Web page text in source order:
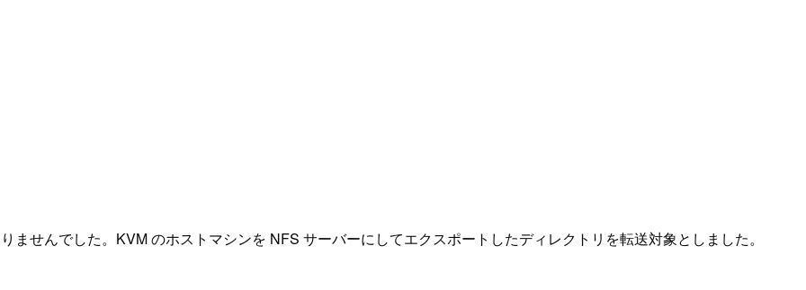
せんでした。KVM のホストマシンを NFS サーバーにしてエクスポートしたディレクトリを転送対象としました。